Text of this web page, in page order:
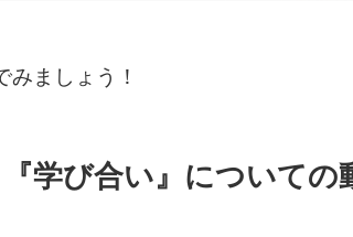
ましょう！
学び合い』についての